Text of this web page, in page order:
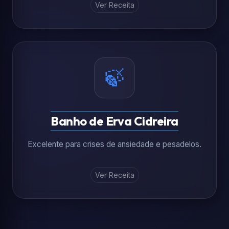
Ver Receita
🍃
Banho de Erva Cidreira
Excelente para crises de ansiedade e pesadelos.
Ver Receita